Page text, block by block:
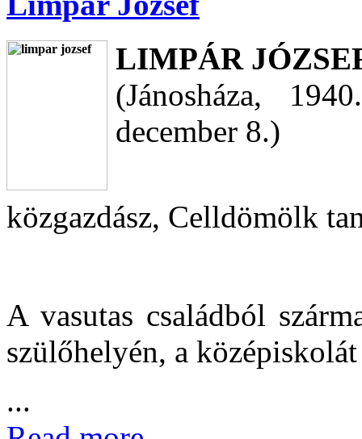
LIMPÁR
(Jánosháza,
december 8.)
közgazdász, Celldömölk
A vasutas családból
szülőhelyén, a középiskolát
...